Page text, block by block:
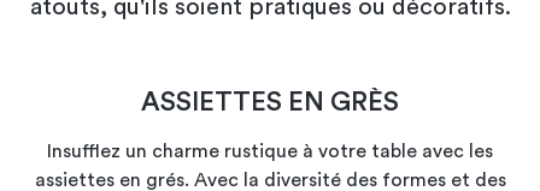
atouts, qu'ils soient pratiques ou décoratifs.
ASSIETTES EN GRÈS
Insufflez un charme rustique à votre table avec les
assiettes en grés. Avec la diversité des formes et des